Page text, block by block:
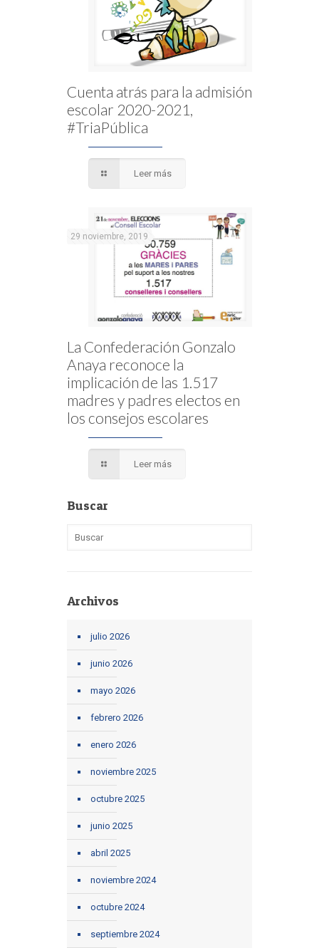
Cuenta atrás para la admisión
escolar 2020-2021,
#TriaPública
Leer más
29 noviembre, 2019
La Confederación Gonzalo
Anaya reconoce la
implicación de las 1.517
madres y padres electos en
los consejos escolares
Leer más
Buscar
Archivos
julio 2026
junio 2026
mayo 2026
febrero 2026
enero 2026
noviembre 2025
octubre 2025
junio 2025
abril 2025
noviembre 2024
octubre 2024
septiembre 2024